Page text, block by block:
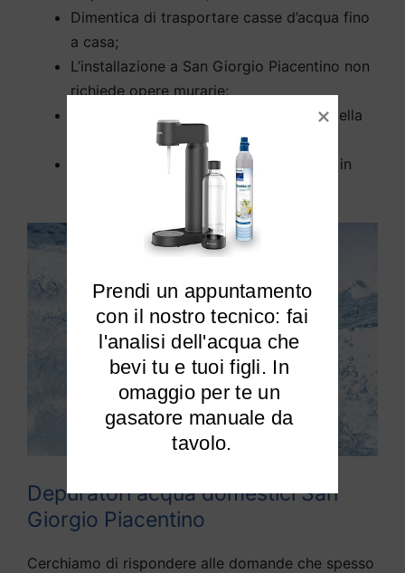
Dimentica di trasportare casse d’acqua fino
a casa;
L’installazione a San Giorgio Piacentino non
richiede opere murarie;
Rimuove tutti gli inquinanti dall’acqua della
tua casa a San Giorgio Piacentino;
Elimina cloro e calcare dalla tua acqua in
Depuratori acqua domestici San
Giorgio Piacentino
Cerchiamo di rispondere alle domande che spesso
Prendi un appuntamento
l'analisi dell'acqua che
bevi tu e tuoi figli. In
omaggio per te un
gasatore manuale da
tavolo.